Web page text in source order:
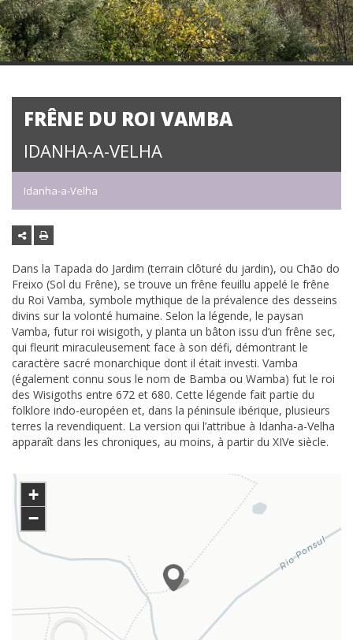
FRÊNE DU ROI VAMBA
IDANHA-A-VELHA
Idanha-a-Velha
Dans la Tapada do Jardim (terrain clôturé du jardin), ou Chão do
Freixo (Sol du Frêne), se trouve un frêne feuillu appelé le frêne
du Roi Vamba, symbole mythique de la prévalence des desseins
divins sur la volonté humaine. Selon la légende, le paysan
Vamba, futur roi wisigoth, y planta un bâton issu d’un frêne sec,
qui fleurit miraculeusement face à son défi, démontrant le
caractère sacré monarchique dont il était investi. Vamba
(également connu sous le nom de Bamba ou Wamba) fut le roi
des Wisigoths entre 672 et 680. Cette légende fait partie du
folklore indo-européen et, dans la péninsule ibérique, plusieurs
terres la revendiquent. La version qui l’attribue à Idanha-a-Velha
apparaît dans les chroniques, au moins, à partir du XIVe siècle.
+
−